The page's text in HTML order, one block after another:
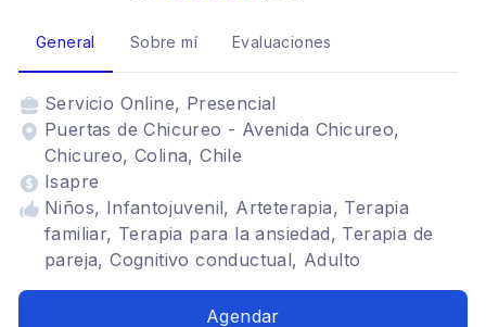
General Sobre mí Evaluaciones
Servicio Online, Presencial
Puertas de Chicureo - Avenida Chicureo,
Chicureo, Colina, Chile
Isapre
Niños, Infantojuvenil, Arteterapia, Terapia
familiar, Terapia para la ansiedad, Terapia de
pareja, Cognitivo conductual, Adulto
Agendar